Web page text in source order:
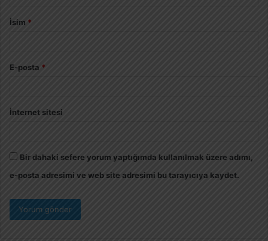
İsim *
E-posta *
İnternet sitesi
Bir dahaki sefere yorum yaptığımda kullanılmak üzere adımı,
e-posta adresimi ve web site adresimi bu tarayıcıya kaydet.